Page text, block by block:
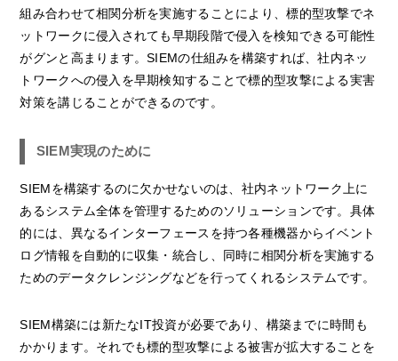
組み合わせて相関分析を実施することにより、標的型攻撃でネ
ットワークに侵入されても早期段階で侵入を検知できる可能性
がグンと高まります。SIEMの仕組みを構築すれば、社内ネッ
トワークへの侵入を早期検知することで標的型攻撃による実害
対策を講じることができるのです。
SIEM実現のために
SIEMを構築するのに欠かせないのは、社内ネットワーク上に
あるシステム全体を管理するためのソリューションです。具体
的には、異なるインターフェースを持つ各種機器からイベント
ログ情報を自動的に収集・統合し、同時に相関分析を実施する
ためのデータクレンジングなどを行ってくれるシステムです。
SIEM構築には新たなIT投資が必要であり、構築までに時間も
かかります。それでも標的型攻撃による被害が拡大することを